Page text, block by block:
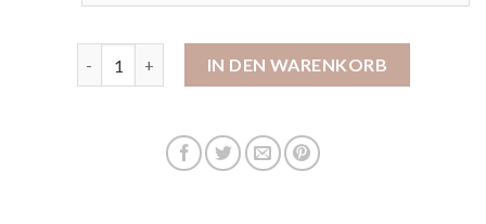
IN DEN WARENKORB